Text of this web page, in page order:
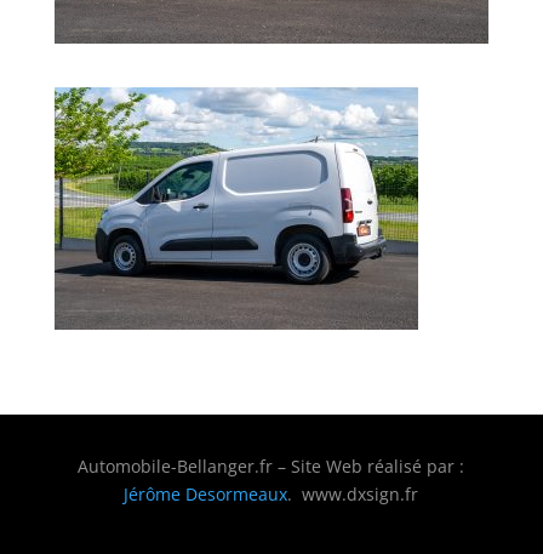
Automobile-Bellanger.fr – Site Web réalisé par :
Jérôme Desormeaux. www.dxsign.fr